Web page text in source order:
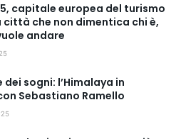
capitale europea del turismo
città che non dimentica chi è,
andare
dei sogni: l’Himalaya in
Sebastiano Ramello